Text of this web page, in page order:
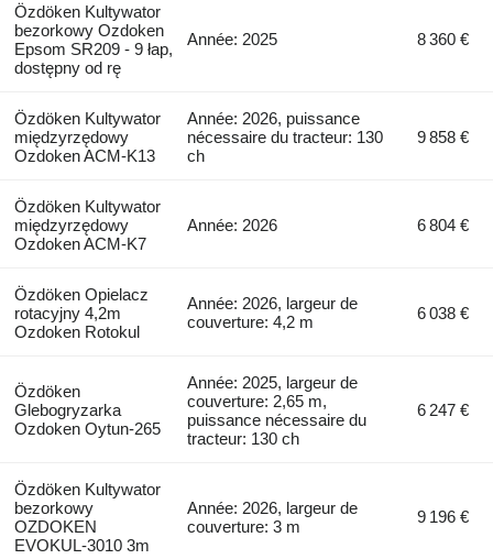
Özdöken Kultywator
bezorkowy Ozdoken
Epsom SR209 - 9 łap,
dostępny od rę
Année: 2025 8 360 €
Özdöken Kultywator
międzyrzędowy
Ozdoken ACM-K13
Année: 2026, puissance
nécessaire du tracteur: 130
ch
9 858 €
Özdöken Kultywator
międzyrzędowy
Ozdoken ACM-K7
Année: 2026 6 804 €
Özdöken Opielacz
rotacyjny 4,2m
Ozdoken Rotokul
Année: 2026, largeur de
couverture: 4,2 m
6 038 €
Özdöken
Glebogryzarka
Ozdoken Oytun-265
Année: 2025, largeur de
couverture: 2,65 m,
puissance nécessaire du
tracteur: 130 ch
6 247 €
Özdöken Kultywator
bezorkowy
OZDOKEN
EVOKUL-3010 3m
Année: 2026, largeur de
couverture: 3 m
9 196 €